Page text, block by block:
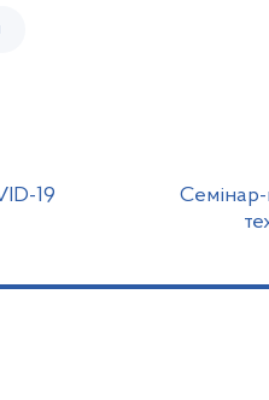
19
Семінар-